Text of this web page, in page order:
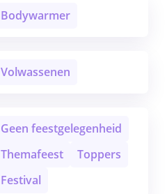
Bodywarmer
Volwassenen
Geen feestgelegenheid
Themafeest
Toppers
Festival